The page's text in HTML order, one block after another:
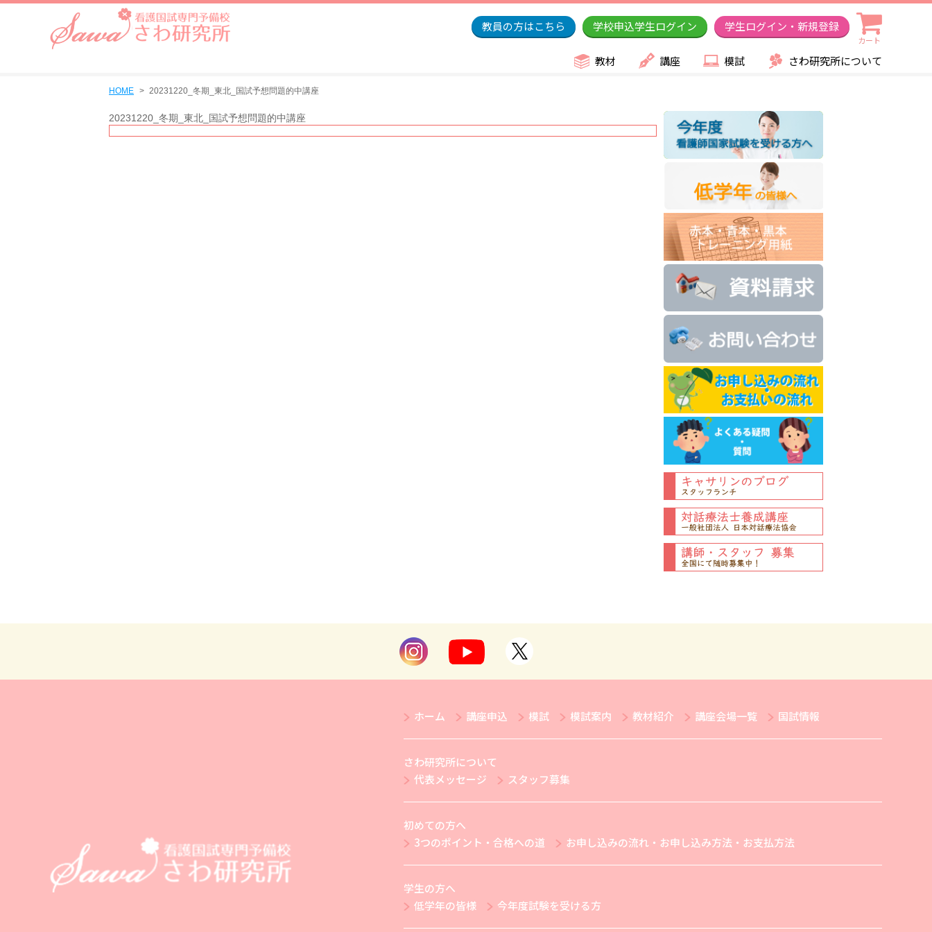
教員の方はこちら 学校申込学生ログイン 学生ログイン・新規登録
カート
教材 講座 模試 さわ研究所について
HOME 20231220_冬期_東北_国試予想問題的中講座
20231220_冬期_東北_国試予想問題的中講座
ホーム 講座申込 模試 模試案内 教材紹介 講座会場一覧 国試情報
さわ研究所について
代表メッセージ
スタッフ募集
初めての方へ
3つのポイント・合格への道
お申し込みの流れ・お申し込み方法・お支払方法
学生の方へ
低学年の皆様
今年度試験を受ける方